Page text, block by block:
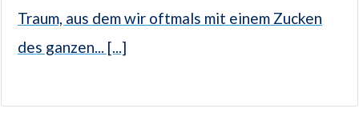
Traum, aus dem wir oftmals mit einem Zucken
des ganzen... [...]